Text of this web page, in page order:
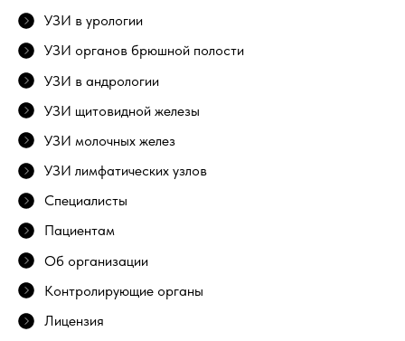
УЗИ в урологии
УЗИ органов брюшной полости
УЗИ в андрологии
УЗИ щитовидной железы
УЗИ молочных желез
УЗИ лимфатических узлов
Специалисты
Пациентам
Об организации
Контролирующие органы
Лицензия